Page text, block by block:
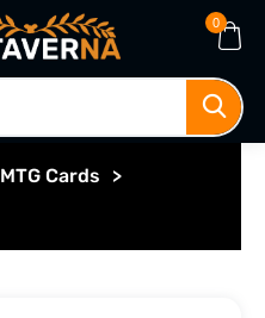
0
MTG Cards >